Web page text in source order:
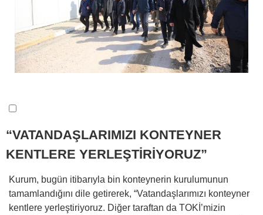
“VATANDAŞLARIMIZI KONTEYNER
KENTLERE YERLEŞTİRİYORUZ”
Kurum, bugün itibarıyla bin konteynerin kurulumunun
tamamlandığını dile getirerek, “Vatandaşlarımızı konteyner
kentlere yerleştiriyoruz. Diğer taraftan da TOKİ’mizin